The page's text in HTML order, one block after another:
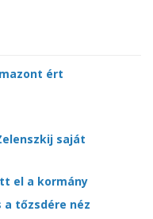
ért
saját
el a kormány
a tőzsdére néz